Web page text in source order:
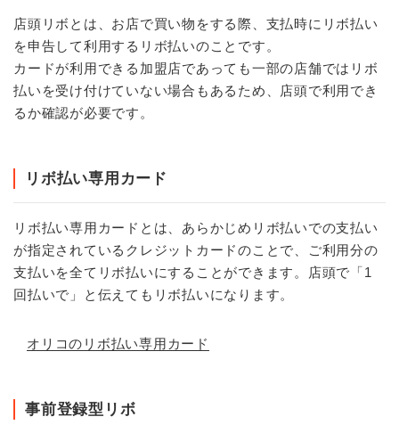
店頭リボとは、お店で買い物をする際、支払時にリボ払い
を申告して利用するリボ払いのことです。
カードが利用できる加盟店であっても一部の店舗ではリボ
払いを受け付けていない場合もあるため、店頭で利用でき
るか確認が必要です。
リボ払い専用カード
リボ払い専用カードとは、あらかじめリボ払いでの支払い
が指定されているクレジットカードのことで、ご利用分の
支払いを全てリボ払いにすることができます。店頭で「1
回払いで」と伝えてもリボ払いになります。
オリコのリボ払い専用カード
事前登録型リボ